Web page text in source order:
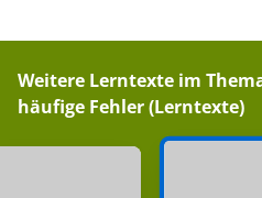
Weitere Lerntexte im
häufige Fehler (Lerntexte)